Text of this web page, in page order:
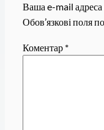
Ваша e-mail
Обов’язкові поля
Коментар *